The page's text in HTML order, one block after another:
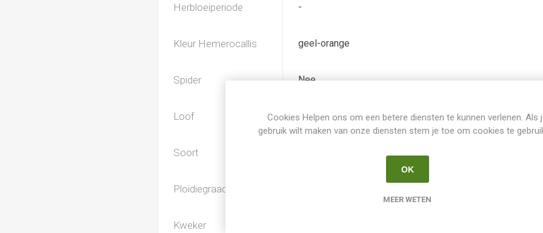
Herbloeiperiode -
Kleur Hemerocallis geel-orange
Spider Nee
Loof Bladverliezend
Soort
Ploïdiegraad
Kweker
Cookies Helpen ons om een betere diensten te kunnen verlenen. Als
gebruik wilt maken van onze diensten stem je toe om cookies te
OK
MEER WETEN